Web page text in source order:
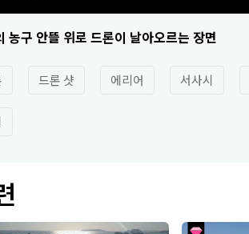
농구 안뜰 위로 드론이 날아오르는 장면
드론 샷 에리어 서사시